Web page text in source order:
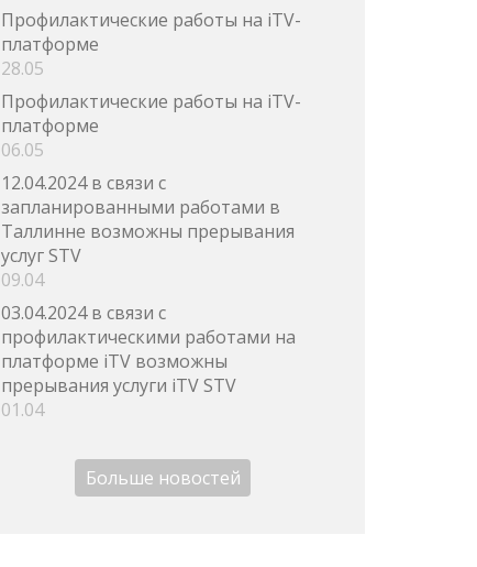
Профилактические работы на iTV-
платформе
28.05
Профилактические работы на iTV-
платформе
06.05
12.04.2024 в связи с
запланированными работами в
Таллинне возможны прерывания
услуг STV
09.04
03.04.2024 в связи с
профилактическими работами на
платформе iTV возможны
прерывания услуги iTV STV
01.04
Больше новостей